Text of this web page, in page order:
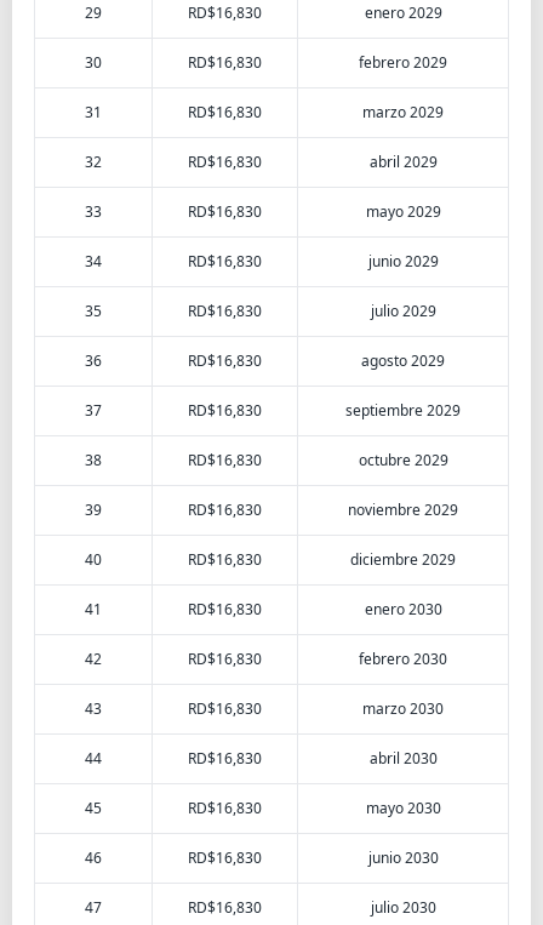
29 RD$16,830 enero 2029
30 RD$16,830 febrero 2029
31 RD$16,830 marzo 2029
32 RD$16,830 abril 2029
33 RD$16,830 mayo 2029
34 RD$16,830 junio 2029
35 RD$16,830 julio 2029
36 RD$16,830 agosto 2029
37 RD$16,830 septiembre 2029
38 RD$16,830 octubre 2029
39 RD$16,830 noviembre 2029
40 RD$16,830 diciembre 2029
41 RD$16,830 enero 2030
42 RD$16,830 febrero 2030
43 RD$16,830 marzo 2030
44 RD$16,830 abril 2030
45 RD$16,830 mayo 2030
46 RD$16,830 junio 2030
47 RD$16,830 julio 2030